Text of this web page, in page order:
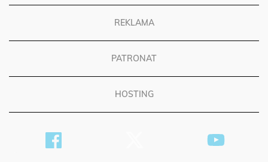
REKLAMA
PATRONAT
HOSTING